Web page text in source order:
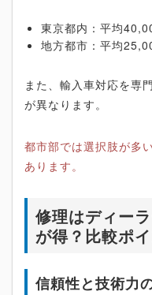
東京都内：平均
地方都市：平均
また、輸入車対応を専
が異なります。
都市部では選択肢が多
あります。
修理はディー
が得？比較ポ
信頼性と技術力